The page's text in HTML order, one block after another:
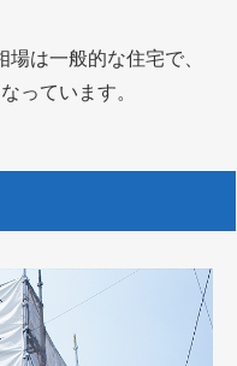
は一般的な住宅で、
っています。